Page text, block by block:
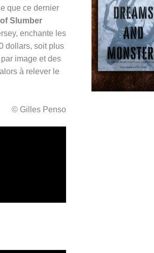
que ce dernier
Slumber
enchante les
dollars, soit plus
image et des
à relever le
© Gilles Penso